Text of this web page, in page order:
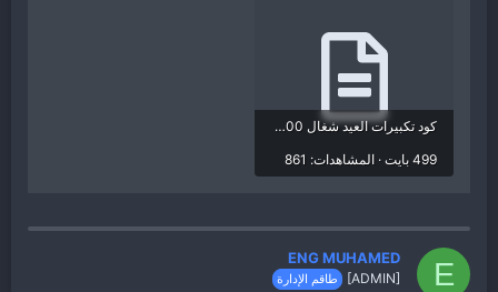
كود تكبيرات العيد شغال 100على 100.txt
499 بايت · المشاهدات: 861
E
ENG MUHAMED
[ADMIN] طاقم الإدارة